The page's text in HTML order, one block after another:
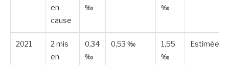
en
cause
‰
‰
2021
2 mis
en
0,34
‰
0,53 ‰
1,55
‰
Estimée